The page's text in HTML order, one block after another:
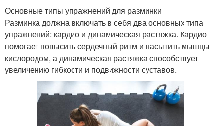
Основные типы упражнений для разминки
Разминка должна включать в себя два основных типа
упражнений: кардио и динамическая растяжка. Кардио
помогает повысить сердечный ритм и насытить мышцы
кислородом, а динамическая растяжка способствует
увеличению гибкости и подвижности суставов.